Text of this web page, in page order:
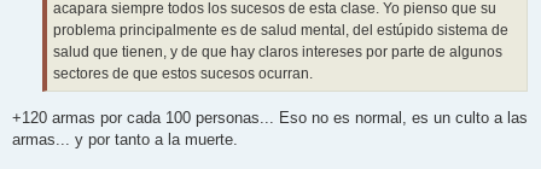
acapara siempre todos los sucesos de esta clase. Yo pienso que su
problema principalmente es de salud mental, del estúpido sistema de
salud que tienen, y de que hay claros intereses por parte de algunos
sectores de que estos sucesos ocurran.
+120 armas por cada 100 personas... Eso no es normal, es un culto a las
armas... y por tanto a la muerte.